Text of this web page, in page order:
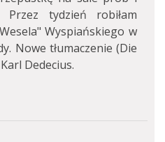
Przez tydzień robiłam
Wyspiańskiego w
Nowe tłumaczenie (Die
Dedecius.